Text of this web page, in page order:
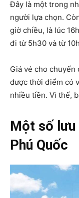
Đây là một trong
người lựa chọn.
giờ chiều, là lúc
đi từ 5h30 và từ
Giá vé cho chuyến
được thời điểm có
nhiều tiền. Vì thế,
Một số
Phú Quốc